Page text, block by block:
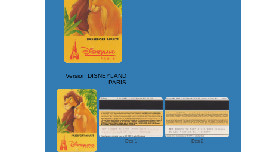
Version DISNEYLAND
PARIS
Dos 1 Dos 2